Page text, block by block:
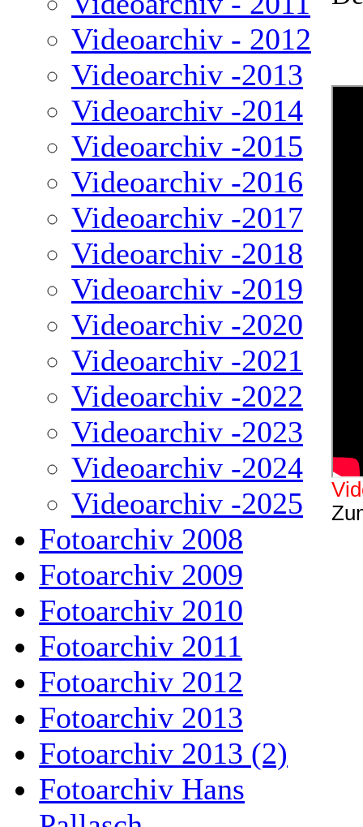
Videoarchiv - 2012
Videoarchiv -2013
Videoarchiv -2014
Videoarchiv -2015
Videoarchiv -2016
Videoarchiv -2017
Videoarchiv -2018
Videoarchiv -2019
Videoarchiv -2020
Videoarchiv -2021
Videoarchiv -2022
Videoarchiv -2023
Videoarchiv -2024
Videoarchiv -2025
Fotoarchiv 2008
Fotoarchiv 2009
Fotoarchiv 2010
Fotoarchiv 2011
Fotoarchiv 2012
Fotoarchiv 2013
Fotoarchiv 2013 (2)
Fotoarchiv Hans
V